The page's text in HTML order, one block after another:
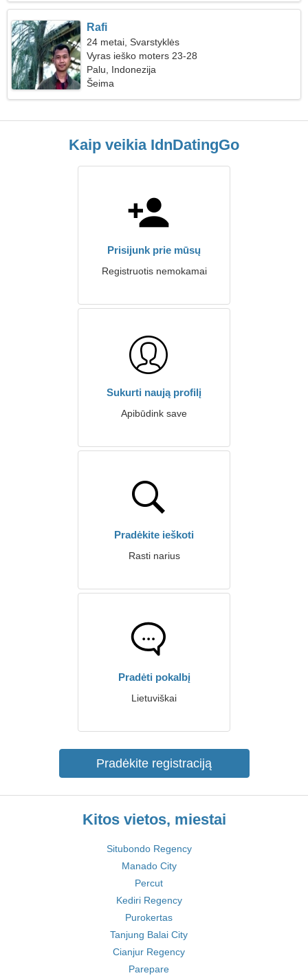
Rafi
24 metai, Svarstyklės
Vyras ieško moters 23-28
Palu, Indonezija
Šeima
Kaip veikia IdnDatingGo
Prisijunk prie mūsų
Registruotis nemokamai
Sukurti naują profilį
Apibūdink save
Pradėkite ieškoti
Rasti narius
Pradėti pokalbį
Lietuviškai
Pradėkite registraciją
Kitos vietos, miestai
Situbondo Regency
Manado City
Percut
Kediri Regency
Purokertas
Tanjung Balai City
Cianjur Regency
Parepare